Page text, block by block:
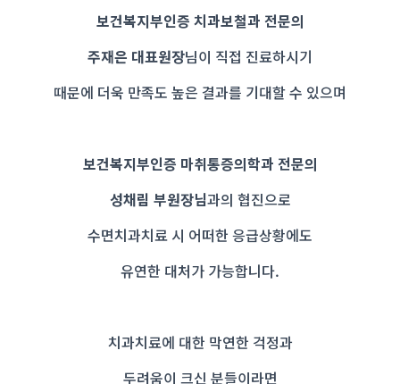
보건복지부인증 치과보철과 전문의
주재은 대표원장님이 직접 진료하시기
때문에 더욱 만족도 높은 결과를 기대할 수 있으며
보건복지부인증 마취통증의학과 전문의
성채림 부원장님과의 협진으로
수면치과치료 시 어떠한 응급상황에도
유연한 대처가 가능합니다.
치과치료에 대한 막연한 걱정과
두려움이 크신 분들이라면